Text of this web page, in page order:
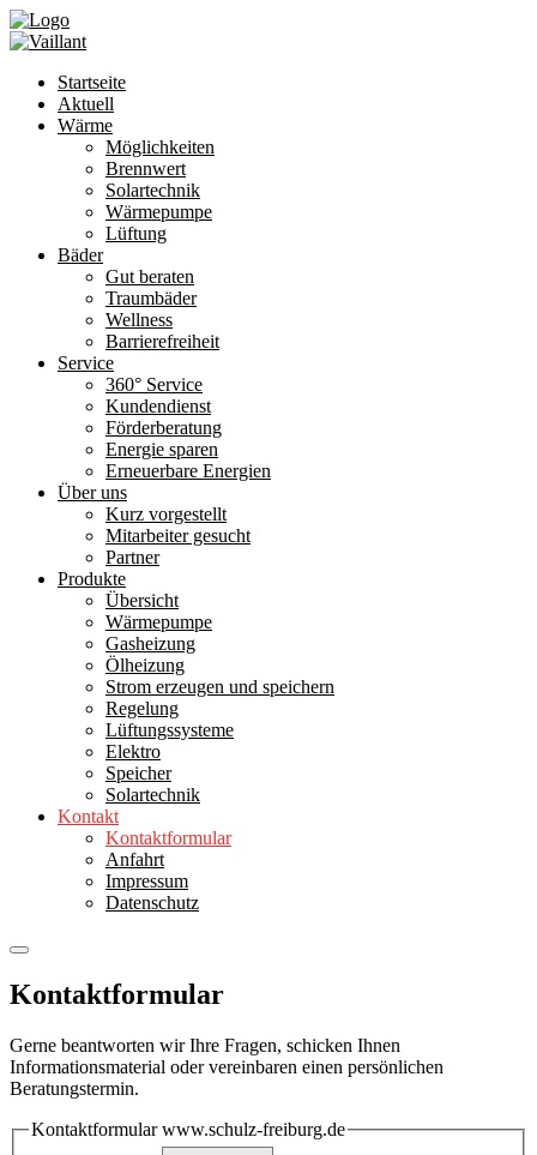
Startseite
Aktuell
Wärme
Möglichkeiten
Brennwert
Solartechnik
Wärmepumpe
Lüftung
Bäder
Gut beraten
Traumbäder
Wellness
Barrierefreiheit
Service
360° Service
Kundendienst
Förderberatung
Energie sparen
Erneuerbare Energien
Über uns
Kurz vorgestellt
Mitarbeiter gesucht
Partner
Produkte
Übersicht
Wärmepumpe
Gasheizung
Ölheizung
Strom erzeugen und speichern
Regelung
Lüftungssysteme
Elektro
Speicher
Solartechnik
Kontakt
Kontaktformular
Anfahrt
Impressum
Datenschutz
Kontaktformular
Gerne beantworten wir Ihre Fragen, schicken Ihnen
Informationsmaterial oder vereinbaren einen persönlichen
Beratungstermin.
Kontaktformular www.schulz-freiburg.de